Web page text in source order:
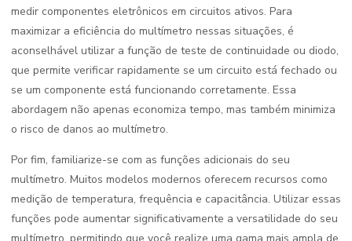
medir componentes eletrônicos em circuitos ativos. Para
maximizar a eficiência do multímetro nessas situações, é
aconselhável utilizar a função de teste de continuidade ou diodo,
que permite verificar rapidamente se um circuito está fechado ou
se um componente está funcionando corretamente. Essa
abordagem não apenas economiza tempo, mas também minimiza
o risco de danos ao multímetro.
Por fim, familiarize-se com as funções adicionais do seu
multímetro. Muitos modelos modernos oferecem recursos como
medição de temperatura, frequência e capacitância. Utilizar essas
funções pode aumentar significativamente a versatilidade do seu